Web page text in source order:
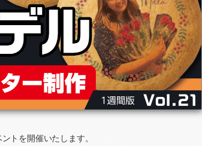
イベント）
ト）
PRイベント）
トを開催いたします。